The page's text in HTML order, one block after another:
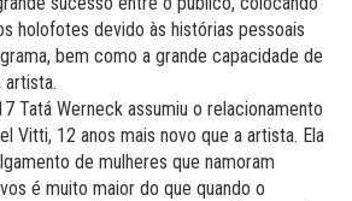
holofotes devido às histórias pessoais
bem como a grande capacidade de
artista.
Tatá Werneck assumiu o relacionamento
Vitti, 12 anos mais novo que a artista. Ela
de mulheres que namoram
é muito maior do que quando o